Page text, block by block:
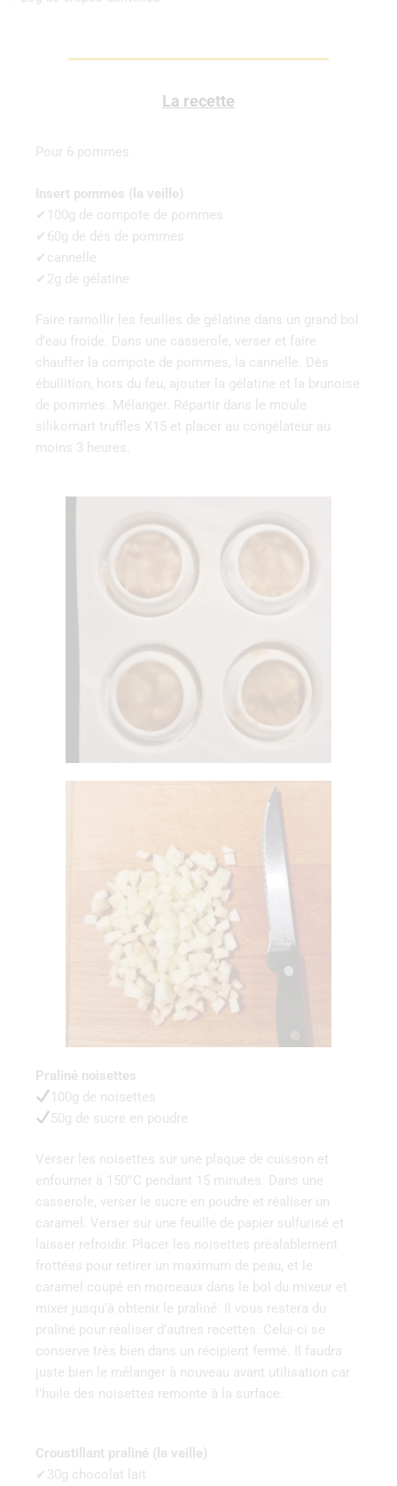
La recette
Pour 6 pommes
Insert pommes (la veille)
✔100g de compote de pommes
✔60g de dés de pommes
✔cannelle
✔2g de gélatine
Faire ramollir les feuilles de gélatine dans un grand bol
d’eau froide. Dans une casserole, verser et faire
chauffer la compote de pommes, la cannelle. Dès
ébullition, hors du feu, ajouter la gélatine et la brunoise
de pommes. Mélanger. Répartir dans le moule
silikomart truffles X15 et placer au congélateur au
moins 3 heures.
Praliné noisettes
100g de noisettes
50g de sucre en poudre
Verser les noisettes sur une plaque de cuisson et
enfourner à 150°C pendant 15 minutes. Dans une
casserole, verser le sucre en poudre et réaliser un
caramel. Verser sur une feuille de papier sulfurisé et
laisser refroidir. Placer les noisettes préalablement
frottées pour retirer un maximum de peau, et le
caramel coupé en morceaux dans le bol du mixeur et
mixer jusqu’à obtenir le praliné. Il vous restera du
praliné pour réaliser d’autres recettes. Celui-ci se
conserve très bien dans un récipient fermé. Il faudra
juste bien le mélanger à nouveau avant utilisation car
l’huile des noisettes remonte à la surface.
Croustillant praliné (la veille)
✔30g chocolat lait